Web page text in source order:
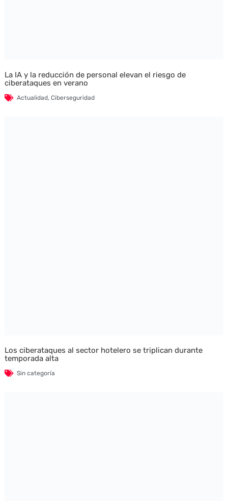
La IA y la reducción de personal elevan el riesgo de
ciberataques en verano
Actualidad, Ciberseguridad
Los ciberataques al sector hotelero se triplican durante
temporada alta
Sin categoría